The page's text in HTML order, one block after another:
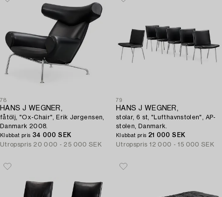
78
HANS J WEGNER,
fåtölj, "Ox-Chair", Erik Jørgensen,
Danmark 2008.
Klubbat pris 34 000 SEK
Utropspris 20 000 - 25 000 SEK
79
HANS J WEGNER,
stolar, 6 st, "Lufthavnstolen", AP-
stolen, Danmark.
Klubbat pris 21 000 SEK
Utropspris 12 000 - 15 000 SEK